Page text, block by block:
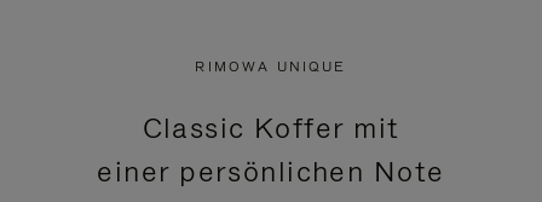
PAUSIERT,
BITTE
KLICKEN
SIE
RIMOWA UNIQUE
Classic Koffer mit
einer persönlichen Note